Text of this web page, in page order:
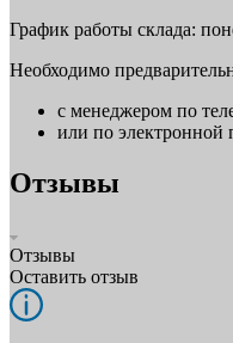
График работы склада:
Необходимо
с менеджером по
или по электронной
Отзывы
Отзывы
Оставить отзыв